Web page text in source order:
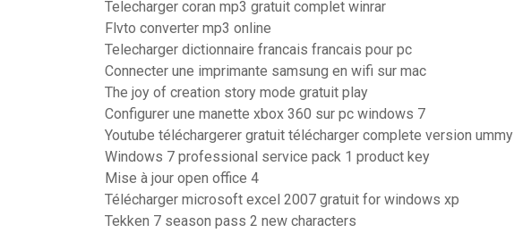
Telecharger coran mp3 gratuit complet winrar
Flvto converter mp3 online
Telecharger dictionnaire francais francais pour pc
Connecter une imprimante samsung en wifi sur mac
The joy of creation story mode gratuit play
Configurer une manette xbox 360 sur pc windows 7
Youtube téléchargerer gratuit télécharger complete version ummy
Windows 7 professional service pack 1 product key
Mise à jour open office 4
Télécharger microsoft excel 2007 gratuit for windows xp
Tekken 7 season pass 2 new characters